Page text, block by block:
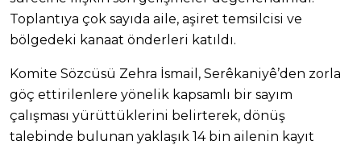
Toplantıya çok sayıda aile, aşiret temsilcisi ve
bölgedeki kanaat önderleri katıldı.
Komite Sözcüsü Zehra İsmail, Serêkaniyê’den zorla
göç ettirilenlere yönelik kapsamlı bir sayım
çalışması yürüttüklerini belirterek, dönüş
talebinde bulunan yaklaşık 14 bin ailenin kayıt